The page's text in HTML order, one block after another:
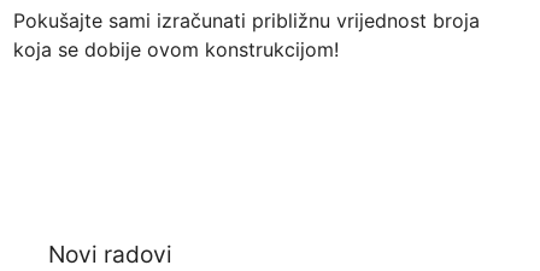
Pokušajte sami izračunati približnu vrijednost broja
koja se dobije ovom konstrukcijom!
Novi radovi